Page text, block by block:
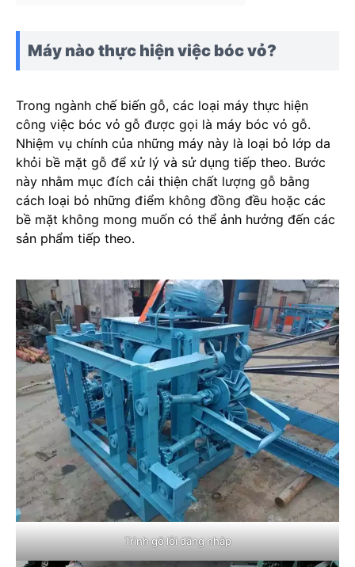
Máy nào thực hiện việc bóc vỏ?
Trong ngành chế biến gỗ, các loại máy thực hiện
công việc bóc vỏ gỗ được gọi là máy bóc vỏ gỗ.
Nhiệm vụ chính của những máy này là loại bỏ lớp da
khỏi bề mặt gỗ để xử lý và sử dụng tiếp theo. Bước
này nhằm mục đích cải thiện chất lượng gỗ bằng
cách loại bỏ những điểm không đồng đều hoặc các
bề mặt không mong muốn có thể ảnh hưởng đến các
sản phẩm tiếp theo.
Trình gỡ lỗi đăng nhập